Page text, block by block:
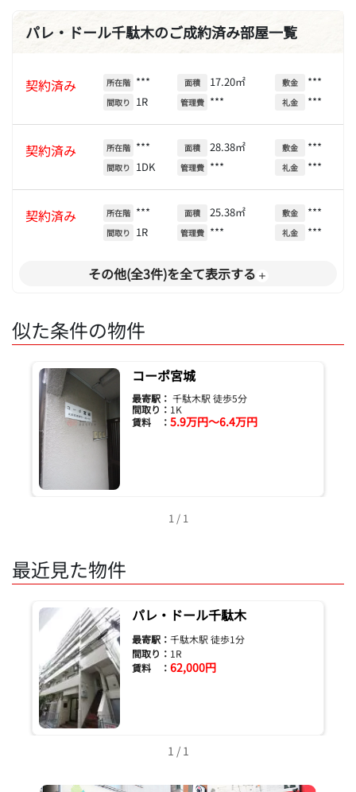
パレ・ドール千駄木のご成約済み部屋一覧
契約済み 所在階 ***
間取り 1R
面積 17.20㎡
管理費 ***
敷金 ***
礼金 ***
契約済み 所在階 ***
間取り 1DK
面積 28.38㎡
管理費 ***
敷金 ***
礼金 ***
契約済み 所在階 ***
間取り 1R
面積 25.38㎡
管理費 ***
敷金 ***
礼金 ***
その他(全3件)を全て表示する
似た条件の物件
コーポ宮城
最寄駅： 千駄木駅 徒歩5分
間取り： 1K
賃料 ： 5.9万円～6.4万円
1 / 1
最近見た物件
パレ・ドール千駄木
最寄駅： 千駄木駅 徒歩1分
間取り： 1R
賃料 ： 62,000円
1 / 1